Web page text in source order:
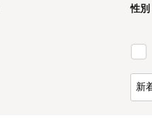
性別